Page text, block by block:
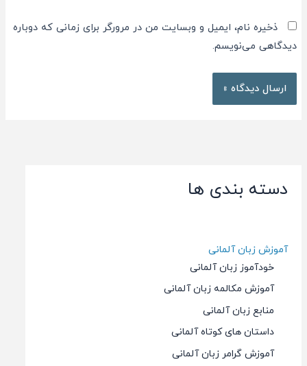
دسته بندی ها
آموزش زبان آلمانی
خودآموز زبان آلمانی
آموزش مکالمه زبان آلمانی
منابع زبان آلمانی
داستان های کوتاه آلمانی
آموزش گرامر زبان آلمانی
ذخیره نام، ایمیل و وبسایت من در مرورگر برای زمانی که دوباره
دیدگاهی می‌نویسم.